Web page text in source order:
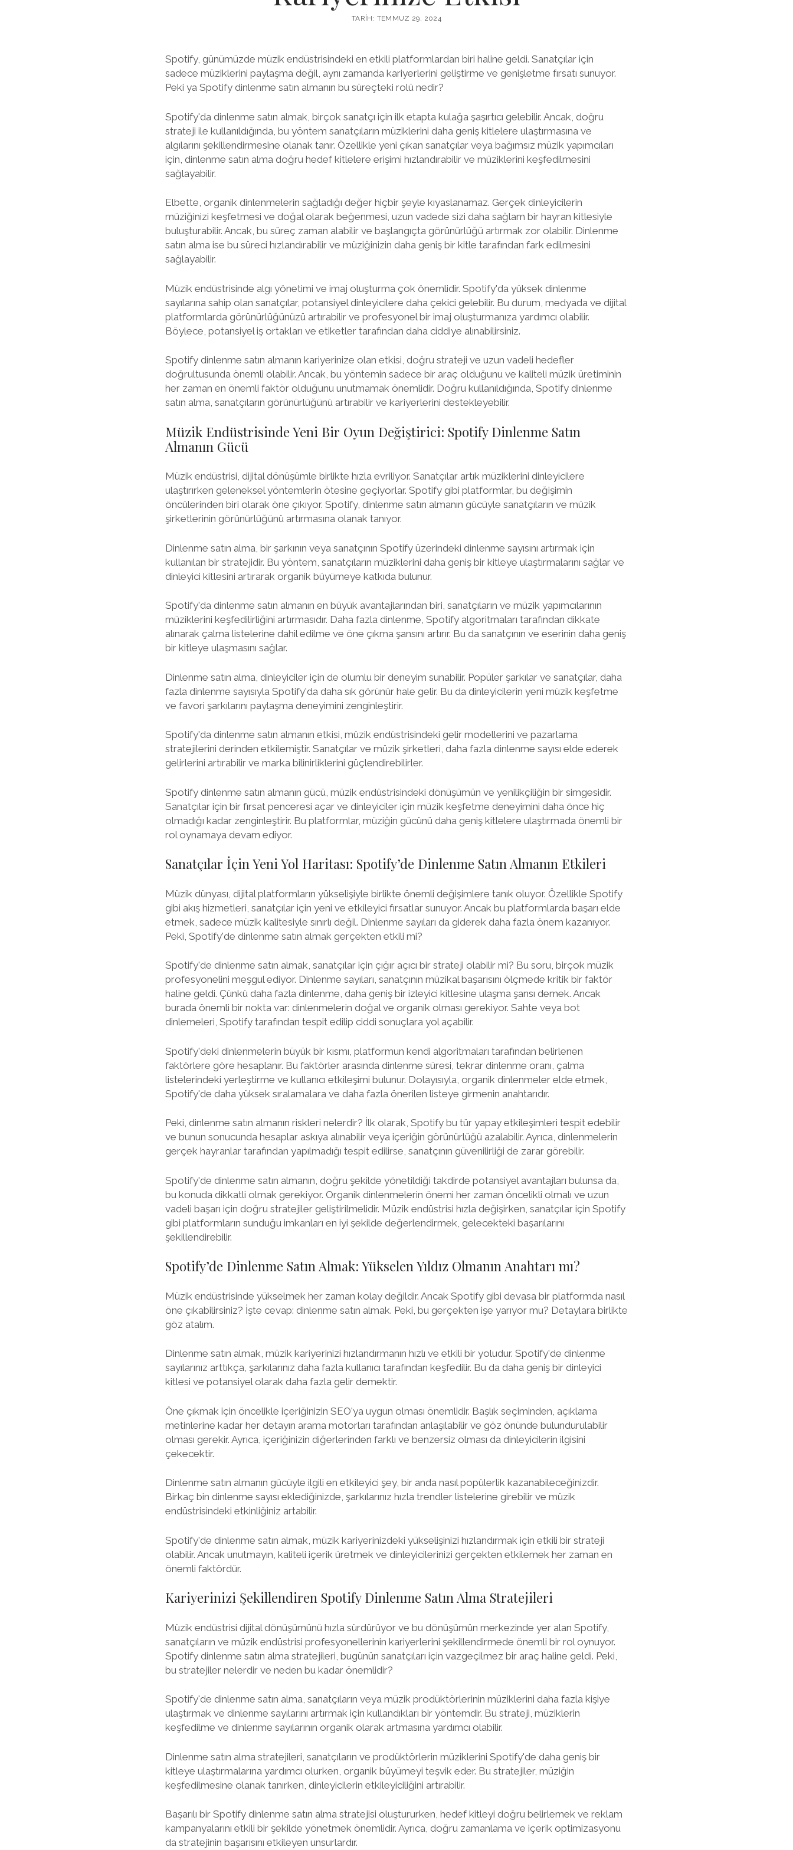
TARIH: TEMMUZ 29, 2024
Spotify, günümüzde müzik endüstrisindeki en etkili platformlardan biri haline geldi. Sanatçılar için
sadece müziklerini paylaşma değil, aynı zamanda kariyerlerini geliştirme ve genişletme fırsatı sunuyor.
Peki ya Spotify dinlenme satın almanın bu süreçteki rolü nedir?
Spotify'da dinlenme satın almak, birçok sanatçı için ilk etapta kulağa şaşırtıcı gelebilir. Ancak, doğru
strateji ile kullanıldığında, bu yöntem sanatçıların müziklerini daha geniş kitlelere ulaştırmasına ve
algılarını şekillendirmesine olanak tanır. Özellikle yeni çıkan sanatçılar veya bağımsız müzik yapımcıları
için, dinlenme satın alma doğru hedef kitlelere erişimi hızlandırabilir ve müziklerini keşfedilmesini
sağlayabilir.
Elbette, organik dinlenmelerin sağladığı değer hiçbir şeyle kıyaslanamaz. Gerçek dinleyicilerin
müziğinizi keşfetmesi ve doğal olarak beğenmesi, uzun vadede sizi daha sağlam bir hayran kitlesiyle
buluşturabilir. Ancak, bu süreç zaman alabilir ve başlangıçta görünürlüğü artırmak zor olabilir. Dinlenme
satın alma ise bu süreci hızlandırabilir ve müziğinizin daha geniş bir kitle tarafından fark edilmesini
sağlayabilir.
Müzik endüstrisinde algı yönetimi ve imaj oluşturma çok önemlidir. Spotify'da yüksek dinlenme
sayılarına sahip olan sanatçılar, potansiyel dinleyicilere daha çekici gelebilir. Bu durum, medyada ve dijital
platformlarda görünürlüğünüzü artırabilir ve profesyonel bir imaj oluşturmanıza yardımcı olabilir.
Böylece, potansiyel iş ortakları ve etiketler tarafından daha ciddiye alınabilirsiniz.
Spotify dinlenme satın almanın kariyerinize olan etkisi, doğru strateji ve uzun vadeli hedefler
doğrultusunda önemli olabilir. Ancak, bu yöntemin sadece bir araç olduğunu ve kaliteli müzik üretiminin
her zaman en önemli faktör olduğunu unutmamak önemlidir. Doğru kullanıldığında, Spotify dinlenme
satın alma, sanatçıların görünürlüğünü artırabilir ve kariyerlerini destekleyebilir.
Müzik Endüstrisinde Yeni Bir Oyun Değiştirici: Spotify Dinlenme Satın
Almanın Gücü
Müzik endüstrisi, dijital dönüşümle birlikte hızla evriliyor. Sanatçılar artık müziklerini dinleyicilere
ulaştırırken geleneksel yöntemlerin ötesine geçiyorlar. Spotify gibi platformlar, bu değişimin
öncülerinden biri olarak öne çıkıyor. Spotify, dinlenme satın almanın gücüyle sanatçıların ve müzik
şirketlerinin görünürlüğünü artırmasına olanak tanıyor.
Dinlenme satın alma, bir şarkının veya sanatçının Spotify üzerindeki dinlenme sayısını artırmak için
kullanılan bir stratejidir. Bu yöntem, sanatçıların müziklerini daha geniş bir kitleye ulaştırmalarını sağlar ve
dinleyici kitlesini artırarak organik büyümeye katkıda bulunur.
Spotify'da dinlenme satın almanın en büyük avantajlarından biri, sanatçıların ve müzik yapımcılarının
müziklerini keşfedilirliğini artırmasıdır. Daha fazla dinlenme, Spotify algoritmaları tarafından dikkate
alınarak çalma listelerine dahil edilme ve öne çıkma şansını artırır. Bu da sanatçının ve eserinin daha geniş
bir kitleye ulaşmasını sağlar.
Dinlenme satın alma, dinleyiciler için de olumlu bir deneyim sunabilir. Popüler şarkılar ve sanatçılar, daha
fazla dinlenme sayısıyla Spotify'da daha sık görünür hale gelir. Bu da dinleyicilerin yeni müzik keşfetme
ve favori şarkılarını paylaşma deneyimini zenginleştirir.
Spotify'da dinlenme satın almanın etkisi, müzik endüstrisindeki gelir modellerini ve pazarlama
stratejilerini derinden etkilemiştir. Sanatçılar ve müzik şirketleri, daha fazla dinlenme sayısı elde ederek
gelirlerini artırabilir ve marka bilinirliklerini güçlendirebilirler.
Spotify dinlenme satın almanın gücü, müzik endüstrisindeki dönüşümün ve yenilikçiliğin bir simgesidir.
Sanatçılar için bir fırsat penceresi açar ve dinleyiciler için müzik keşfetme deneyimini daha önce hiç
olmadığı kadar zenginleştirir. Bu platformlar, müziğin gücünü daha geniş kitlelere ulaştırmada önemli bir
rol oynamaya devam ediyor.
Sanatçılar İçin Yeni Yol Haritası: Spotify’de Dinlenme Satın Almanın Etkileri
Müzik dünyası, dijital platformların yükselişiyle birlikte önemli değişimlere tanık oluyor. Özellikle Spotify
gibi akış hizmetleri, sanatçılar için yeni ve etkileyici fırsatlar sunuyor. Ancak bu platformlarda başarı elde
etmek, sadece müzik kalitesiyle sınırlı değil. Dinlenme sayıları da giderek daha fazla önem kazanıyor.
Peki, Spotify'de dinlenme satın almak gerçekten etkili mi?
Spotify'de dinlenme satın almak, sanatçılar için çığır açıcı bir strateji olabilir mi? Bu soru, birçok müzik
profesyonelini meşgul ediyor. Dinlenme sayıları, sanatçının müzikal başarısını ölçmede kritik bir faktör
haline geldi. Çünkü daha fazla dinlenme, daha geniş bir izleyici kitlesine ulaşma şansı demek. Ancak
burada önemli bir nokta var: dinlenmelerin doğal ve organik olması gerekiyor. Sahte veya bot
dinlemeleri, Spotify tarafından tespit edilip ciddi sonuçlara yol açabilir.
Spotify'deki dinlenmelerin büyük bir kısmı, platformun kendi algoritmaları tarafından belirlenen
faktörlere göre hesaplanır. Bu faktörler arasında dinlenme süresi, tekrar dinlenme oranı, çalma
listelerindeki yerleştirme ve kullanıcı etkileşimi bulunur. Dolayısıyla, organik dinlenmeler elde etmek,
Spotify'de daha yüksek sıralamalara ve daha fazla önerilen listeye girmenin anahtarıdır.
Peki, dinlenme satın almanın riskleri nelerdir? İlk olarak, Spotify bu tür yapay etkileşimleri tespit edebilir
ve bunun sonucunda hesaplar askıya alınabilir veya içeriğin görünürlüğü azalabilir. Ayrıca, dinlenmelerin
gerçek hayranlar tarafından yapılmadığı tespit edilirse, sanatçının güvenilirliği de zarar görebilir.
Spotify'de dinlenme satın almanın, doğru şekilde yönetildiği takdirde potansiyel avantajları bulunsa da,
bu konuda dikkatli olmak gerekiyor. Organik dinlenmelerin önemi her zaman öncelikli olmalı ve uzun
vadeli başarı için doğru stratejiler geliştirilmelidir. Müzik endüstrisi hızla değişirken, sanatçılar için Spotify
gibi platformların sunduğu imkanları en iyi şekilde değerlendirmek, gelecekteki başarılarını
şekillendirebilir.
Spotify’de Dinlenme Satın Almak: Yükselen Yıldız Olmanın Anahtarı mı?
Müzik endüstrisinde yükselmek her zaman kolay değildir. Ancak Spotify gibi devasa bir platformda nasıl
öne çıkabilirsiniz? İşte cevap: dinlenme satın almak. Peki, bu gerçekten işe yarıyor mu? Detaylara birlikte
göz atalım.
Dinlenme satın almak, müzik kariyerinizi hızlandırmanın hızlı ve etkili bir yoludur. Spotify'de dinlenme
sayılarınız arttıkça, şarkılarınız daha fazla kullanıcı tarafından keşfedilir. Bu da daha geniş bir dinleyici
kitlesi ve potansiyel olarak daha fazla gelir demektir.
Öne çıkmak için öncelikle içeriğinizin SEO'ya uygun olması önemlidir. Başlık seçiminden, açıklama
metinlerine kadar her detayın arama motorları tarafından anlaşılabilir ve göz önünde bulundurulabilir
olması gerekir. Ayrıca, içeriğinizin diğerlerinden farklı ve benzersiz olması da dinleyicilerin ilgisini
çekecektir.
Dinlenme satın almanın gücüyle ilgili en etkileyici şey, bir anda nasıl popülerlik kazanabileceğinizdir.
Birkaç bin dinlenme sayısı eklediğinizde, şarkılarınız hızla trendler listelerine girebilir ve müzik
endüstrisindeki etkinliğiniz artabilir.
Spotify'de dinlenme satın almak, müzik kariyerinizdeki yükselişinizi hızlandırmak için etkili bir strateji
olabilir. Ancak unutmayın, kaliteli içerik üretmek ve dinleyicilerinizi gerçekten etkilemek her zaman en
önemli faktördür.
Kariyerinizi Şekillendiren Spotify Dinlenme Satın Alma Stratejileri
Müzik endüstrisi dijital dönüşümünü hızla sürdürüyor ve bu dönüşümün merkezinde yer alan Spotify,
sanatçıların ve müzik endüstrisi profesyonellerinin kariyerlerini şekillendirmede önemli bir rol oynuyor.
Spotify dinlenme satın alma stratejileri, bugünün sanatçıları için vazgeçilmez bir araç haline geldi. Peki,
bu stratejiler nelerdir ve neden bu kadar önemlidir?
Spotify'de dinlenme satın alma, sanatçıların veya müzik prodüktörlerinin müziklerini daha fazla kişiye
ulaştırmak ve dinlenme sayılarını artırmak için kullandıkları bir yöntemdir. Bu strateji, müziklerin
keşfedilme ve dinlenme sayılarının organik olarak artmasına yardımcı olabilir.
Dinlenme satın alma stratejileri, sanatçıların ve prodüktörlerin müziklerini Spotify'de daha geniş bir
kitleye ulaştırmalarına yardımcı olurken, organik büyümeyi teşvik eder. Bu stratejiler, müziğin
keşfedilmesine olanak tanırken, dinleyicilerin etkileyiciliğini artırabilir.
Başarılı bir Spotify dinlenme satın alma stratejisi oluştururken, hedef kitleyi doğru belirlemek ve reklam
kampanyalarını etkili bir şekilde yönetmek önemlidir. Ayrıca, doğru zamanlama ve içerik optimizasyonu
da stratejinin başarısını etkileyen unsurlardır.